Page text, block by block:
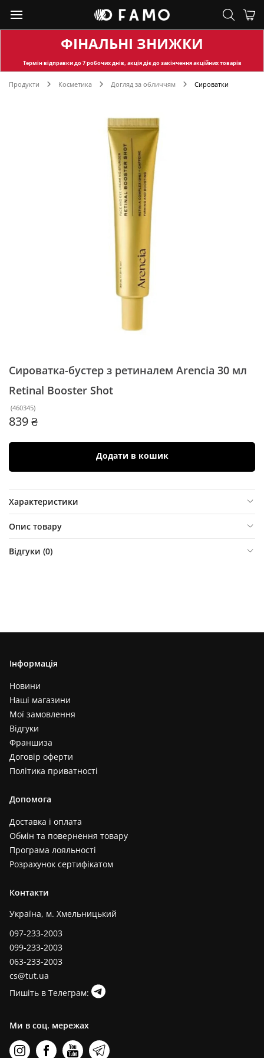
ФІНАЛЬНІ ЗНИЖКИ
Термін відправкидо 7 робочих днів, акція діє до закінчення акційних товарів
Продукти Косметика Догляд за обличчям Сироватки
Сироватка-бустер з ретиналем Arencia 30 мл
Retinal Booster Shot
(460345)
839 ₴
Додати в кошик
Характеристики
Опис товару
Відгуки (0)
Інформація
Новини
Наші магазини
Мої замовлення
Відгуки
Франшиза
Договір оферти
Політика приватності
Допомога
Доставка і оплата
Обмін та повернення товару
Програма лояльності
Розрахунок сертифікатом
Контакти
Україна, м. Хмельницький
097-233-2003
099-233-2003
063-233-2003
cs@tut.ua
Пишіть в Телеграм:
Ми в соц. мережах